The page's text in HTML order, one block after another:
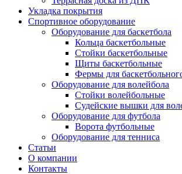
Укладка покрытия
Спортивное оборудование
Оборудование для баскетбола
Кольца баскетбольные
Стойки баскетбольные
Щиты баскетбольные
Фермы для
Оборудование для волейбола
Стойки волейбольные
Судейские вышки для
Оборудование для футбола
Ворота футбольные
Оборудование для тенниса
Статьи
О компании
Контакты